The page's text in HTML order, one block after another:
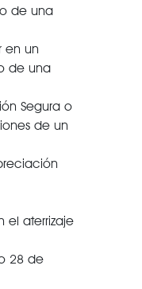
de una
en un
de una
Segura o
de un
el aterrizaje
28 de